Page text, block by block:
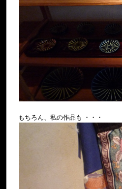
もちろん、私の作品も ・・・